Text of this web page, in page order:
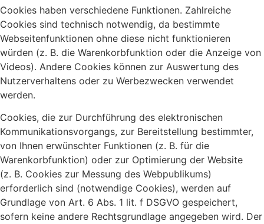
Cookies haben verschiedene Funktionen. Zahlreiche
Cookies sind technisch notwendig, da bestimmte
Webseitenfunktionen ohne diese nicht funktionieren
würden (z. B. die Warenkorbfunktion oder die Anzeige von
Videos). Andere Cookies können zur Auswertung des
Nutzerverhaltens oder zu Werbezwecken verwendet
werden.
Cookies, die zur Durchführung des elektronischen
Kommunikationsvorgangs, zur Bereitstellung bestimmter,
von Ihnen erwünschter Funktionen (z. B. für die
Warenkorbfunktion) oder zur Optimierung der Website
(z. B. Cookies zur Messung des Webpublikums)
erforderlich sind (notwendige Cookies), werden auf
Grundlage von Art. 6 Abs. 1 lit. f DSGVO gespeichert,
sofern keine andere Rechtsgrundlage angegeben wird. Der